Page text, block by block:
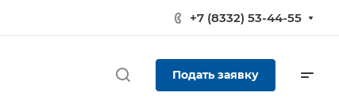
+7 (8332) 53-44-55
Подать заявку